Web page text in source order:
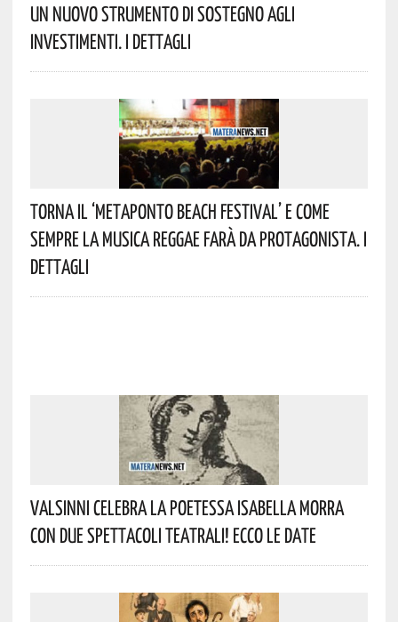
Un Nuovo Strumento Di Sostegno Agli
Investimenti. I Dettagli
Torna Il ‘Metaponto Beach Festival’ E Come
Sempre La Musica Reggae Farà Da Protagonista. I
Dettagli
Valsinni Celebra La Poetessa Isabella Morra
Con Due Spettacoli Teatrali! Ecco Le Date